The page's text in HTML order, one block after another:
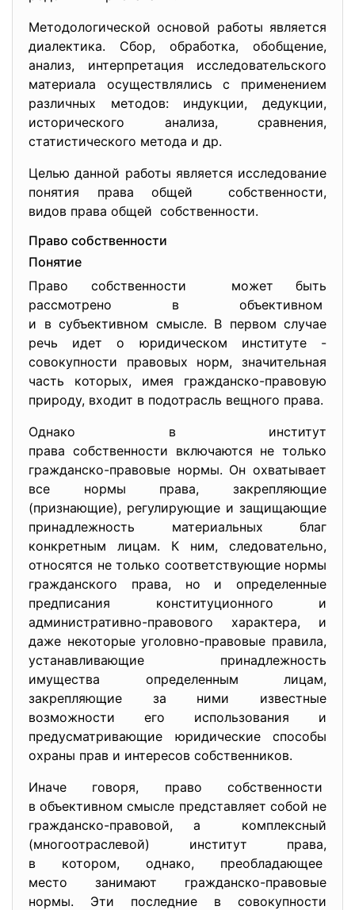
Методологической основой работы является
диалектика. Сбор, обработка, обобщение,
анализ, интерпретация исследовательского
материала осуществлялись с применением
различных методов: индукции, дедукции,
исторического анализа, сравнения,
статистического метода и др.
Целью данной работы является исследование
понятия права общей собственности,
видов права общей собственности.
Право собственности
Понятие
Право собственности может быть
рассмотрено в объективном
и в субъективном смысле. В первом случае
речь идет о юридическом институте -
совокупности правовых норм, значительная
часть которых, имея гражданско-правовую
природу, входит в подотрасль вещного права.
Однако в институт
права собственности включаются не только
гражданско-правовые нормы. Он охватывает
все нормы права, закрепляющие
(признающие), регулирующие и защищающие
принадлежность материальных благ
конкретным лицам. К ним, следовательно,
относятся не только соответствующие нормы
гражданского права, но и определенные
предписания конституционного и
административно-правового характера, и
даже некоторые уголовно-правовые правила,
устанавливающие принадлежность
имущества определенным лицам,
закрепляющие за ними известные
возможности его использования и
предусматривающие юридические способы
охраны прав и интересов собственников.
Иначе говоря, право собственности
в объективном смысле представляет собой не
гражданско-правовой, а комплексный
(многоотраслевой) институт права,
в котором, однако, преобладающее
место занимают гражданско-правовые
нормы. Эти последние в совокупности